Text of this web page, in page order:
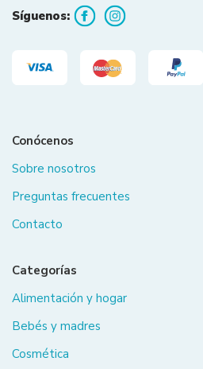
Síguenos:
Conócenos
Sobre nosotros
Preguntas frecuentes
Contacto
Categorías
Alimentación y hogar
Bebés y madres
Cosmética